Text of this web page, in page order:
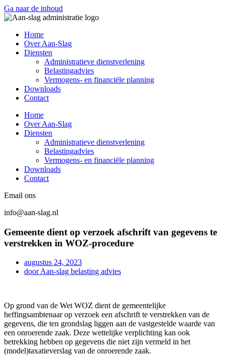
Ga naar de inhoud
Home
Over Aan-Slag
Diensten
Administratieve dienstverlening
Belastingadvies
Vermogens- en financiële planning
Downloads
Contact
Home
Over Aan-Slag
Diensten
Administratieve dienstverlening
Belastingadvies
Vermogens- en financiële planning
Downloads
Contact
Email ons
info@aan-slag.nl
Gemeente dient op verzoek afschrift van gegevens te
verstrekken in WOZ-procedure
augustus 24, 2023
doorAan-slag belasting advies
Op grond van de Wet WOZ dient de gemeentelijke
heffingsambtenaar op verzoek een afschrift te verstrekken van de
gegevens, die ten grondslag liggen aan de vastgestelde waarde van
een onroerende zaak. Deze wettelijke verplichting kan ook
betrekking hebben op gegevens die niet zijn vermeld in het
(model)taxatieverslag van de onroerende zaak.